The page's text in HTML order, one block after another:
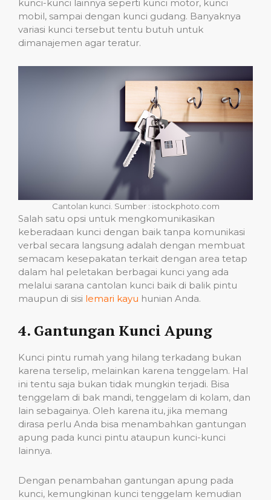
kunci-kunci lainnya seperti kunci motor, kunci
mobil, sampai dengan kunci gudang. Banyaknya
variasi kunci tersebut tentu butuh untuk
dimanajemen agar teratur.
Cantolan kunci. Sumber : istockphoto.com
Salah satu opsi untuk mengkomunikasikan
keberadaan kunci dengan baik tanpa komunikasi
verbal secara langsung adalah dengan membuat
semacam kesepakatan terkait dengan area tetap
dalam hal peletakan berbagai kunci yang ada
melalui sarana cantolan kunci baik di balik pintu
maupun di sisi lemari kayu hunian Anda.
4. Gantungan Kunci Apung
Kunci pintu rumah yang hilang terkadang bukan
karena terselip, melainkan karena tenggelam. Hal
ini tentu saja bukan tidak mungkin terjadi. Bisa
tenggelam di bak mandi, tenggelam di kolam, dan
lain sebagainya. Oleh karena itu, jika memang
dirasa perlu Anda bisa menambahkan gantungan
apung pada kunci pintu ataupun kunci-kunci
lainnya.
Dengan penambahan gantungan apung pada
kunci, kemungkinan kunci tenggelam kemudian